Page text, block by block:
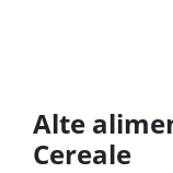
Alte
Cereale